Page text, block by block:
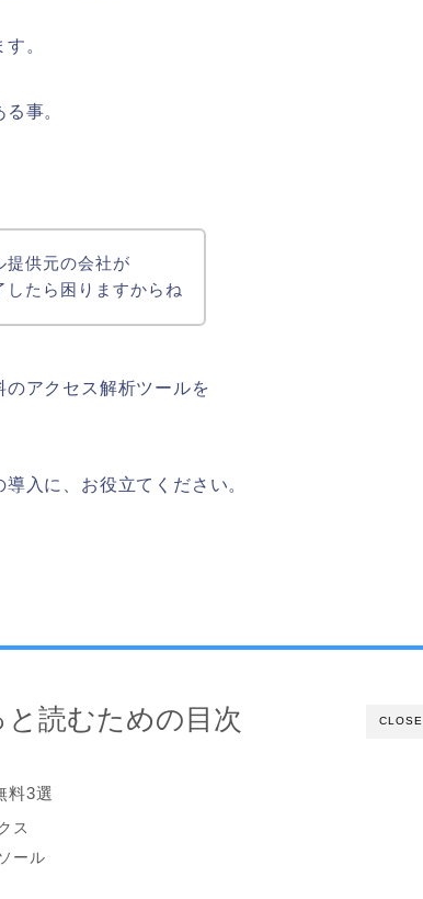
。
事。
提供元の会社が
したら困りますからね
アクセス解析ツールを
入に、お役立てください。
CLOSE
と読むための目次
料3選
ス
ール